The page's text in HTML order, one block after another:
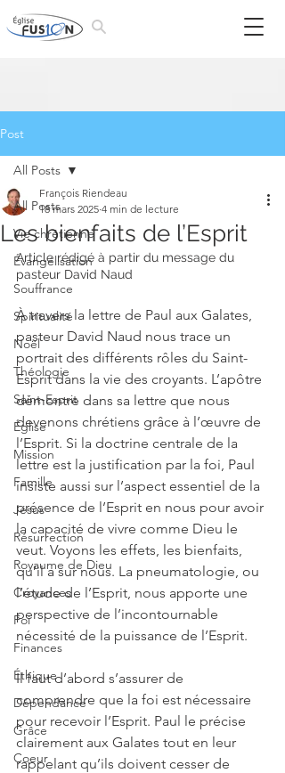
Post
All Posts
Vie chrétienne
Évangélisation
Souffrance
Spiritualité
Noël
Théologie
Saint-Esprit
Église
Mission
Famille
Jésus
Résurrection
Royaume de Dieu
Croyances
Foi
Finances
Éthique
Dépendance
Grâce
Coeur
All Posts
Les bienfaits de l’Esprit
François Riendeau
18 mars 2025 4 min de lecture
Article rédigé à partir du message du
pasteur David Naud
À travers la lettre de Paul aux Galates,
pasteur David Naud nous trace un
portrait des différents rôles du Saint-
Esprit dans la vie des croyants. L’apôtre
démontre dans sa lettre que nous
devenons chrétiens grâce à l’œuvre de
l’Esprit. Si la doctrine centrale de la
lettre est la justification par la foi, Paul
insiste aussi sur l’aspect essentiel de la
présence de l’Esprit en nous pour avoir
la capacité de vivre comme Dieu le
veut. Voyons les effets, les bienfaits,
qu’il a sur nous. La pneumatologie, ou
l’étude de l’Esprit, nous apporte une
perspective de l’incontournable
nécessité de la puissance de l’Esprit.
Il faut d’abord s’assurer de
comprendre que la foi est nécessaire
pour recevoir l’Esprit. Paul le précise
clairement aux Galates tout en leur
rappelant qu’ils doivent cesser de